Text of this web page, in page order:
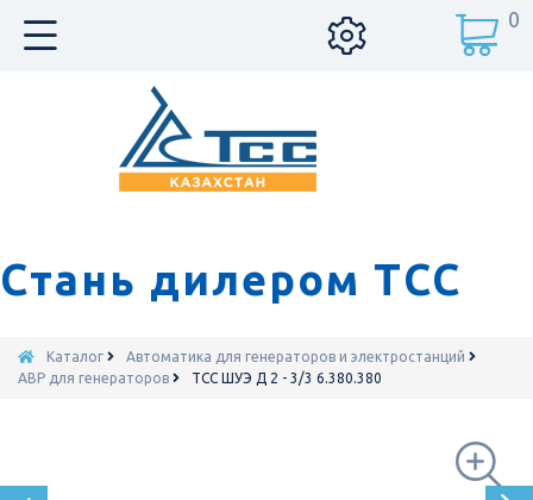
Стань дилером ТСС
0
Каталог
Автоматика для генераторов и электростанций
АВР для генераторов
ТСС ШУЭ Д 2 - 3/3 6.380.380